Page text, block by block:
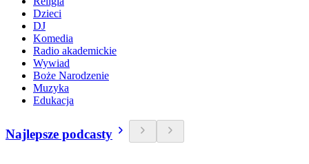
Dzieci
DJ
Komedia
Radio akademickie
Wywiad
Boże Narodzenie
Muzyka
Edukacja
Najlepsze podcasty